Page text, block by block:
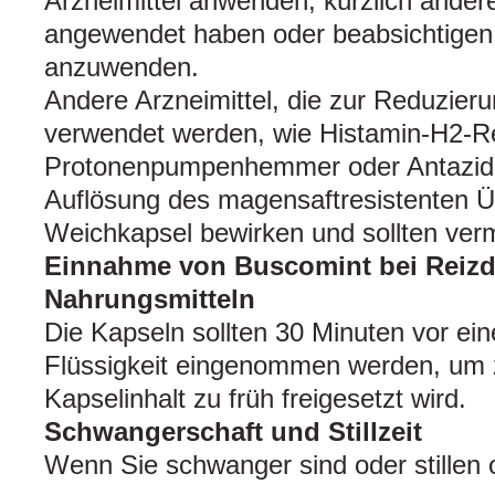
angewendet haben oder
anzuwenden.
Andere Arzneimittel, die zur
verwendet werden, wie Histamin-H2-
Protonenpumpenhemmer oder
Auflösung des magensaftresistenten
Weichkapsel bewirken und sollten
Einnahme von Buscomint bei
Nahrungsmitteln
Die Kapseln sollten 30 Minuten vor
Flüssigkeit eingenommen werden,
Kapselinhalt zu früh freigesetzt wird.
Schwangerschaft und Stillzeit
Wenn Sie schwanger sind oder stillen